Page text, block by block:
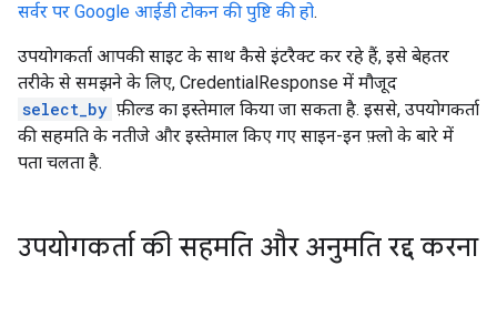
सर्वर पर Google आईडी टोकन की पुष्टि की हो.
उपयोगकर्ता आपकी साइट के साथ कैसे इंटरैक्ट कर रहे हैं, इसे बेहतर
तरीके से समझने के लिए, CredentialResponse में मौजूद
select_by फ़ील्ड का इस्तेमाल किया जा सकता है. इससे, उपयोगकर्ता
की सहमति के नतीजे और इस्तेमाल किए गए साइन-इन फ़्लो के बारे में
पता चलता है.
उपयोगकर्ता की सहमति और अनुमति रद्द करना